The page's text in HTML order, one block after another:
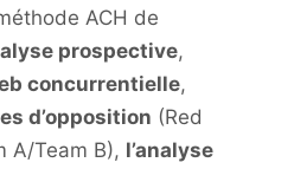
ACH de
prospective,
concurrentielle,
d’opposition (Red
A/Team B), l’analyse